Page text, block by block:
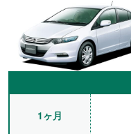
1ヶ月